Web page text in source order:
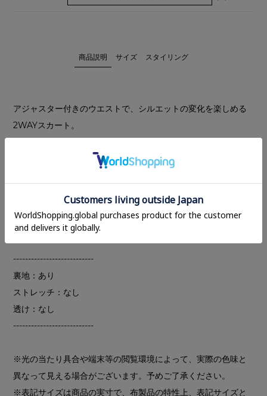
商品説明 サイズ スタイリング
アジャスター付きのウエストで、シルエットの変化を楽しめる
2WAYスカート。
のアジャスターでウエストを調整することで、ジャストウエス
ップを演出。やや厚みのあるしっかりとした素材で、下着のラ
インが響きにくく、快適な着心地のスカートです。
---------------------------
裏地：あり
ストレッチ：なし
透け：なし
---------------------------
※光の当たり具合や端末等の閲覧環境によって、実際の色味と
異なって見える場合がございます。予めご了承ください。
※表記サイズは商品の実寸で、布製品の特性上、表記サイズと